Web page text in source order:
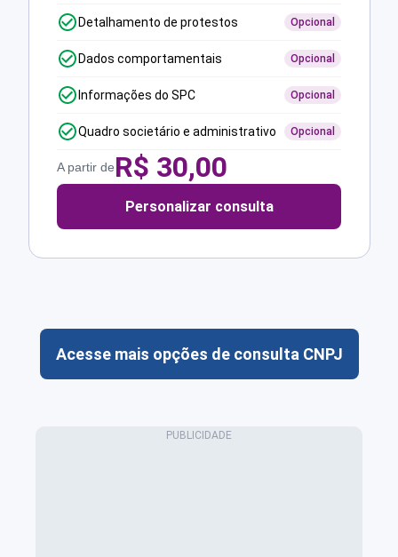
Detalhamento de protestos Opcional
Dados comportamentais Opcional
Informações do SPC Opcional
Quadro societário e administrativo Opcional
A partir deR$ 30,00
Personalizar consulta
Acesse mais opções de consulta CNPJ